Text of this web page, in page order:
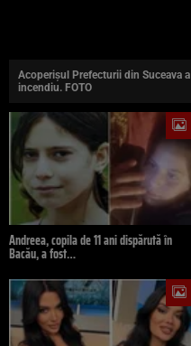
Acoperișul Prefecturii din Suceava
incendiu. FOTO
Andreea, copila de 11 ani dispărută în
Bacău, a fost…